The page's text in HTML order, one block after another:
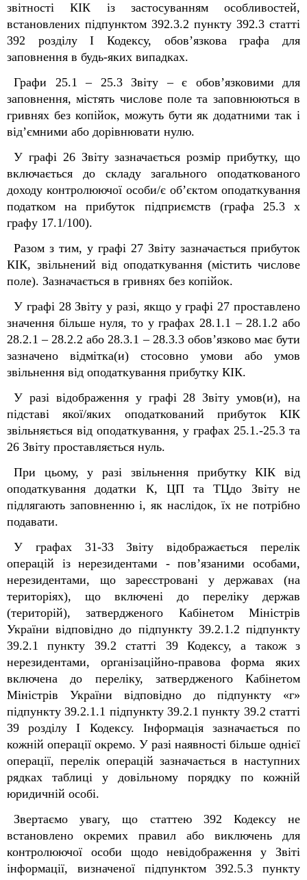
звітності КІК із застосуванням особливостей,
встановлених підпунктом 392.3.2 пункту 392.3 статті
392 розділу І Кодексу, обов’язкова графа для
заповнення в будь-яких випадках.
Графи 25.1 – 25.3 Звіту – є обов’язковими для
заповнення, містять числове поле та заповнюються в
гривнях без копійок, можуть бути як додатними так і
від’ємними або дорівнювати нулю.
У графі 26 Звіту зазначається розмір прибутку, що
включається до складу загального оподаткованого
доходу контролюючої особи/є об’єктом оподаткування
податком на прибуток підприємств (графа 25.3 х
графу 17.1/100).
Разом з тим, у графі 27 Звіту зазначається прибуток
КІК, звільнений від оподаткування (містить числове
поле). Зазначається в гривнях без копійок.
У графі 28 Звіту у разі, якщо у графі 27 проставлено
значення більше нуля, то у графах 28.1.1 – 28.1.2 або
28.2.1 – 28.2.2 або 28.3.1 – 28.3.3 обов’язково має бути
зазначено відмітка(и) стосовно умови або умов
звільнення від оподаткування прибутку КІК.
У разі відображення у графі 28 Звіту умов(и), на
підставі якої/яких оподаткований прибуток КІК
звільняється від оподаткування, у графах 25.1.-25.3 та
26 Звіту проставляється нуль.
При цьому, у разі звільнення прибутку КІК від
оподаткування додатки К, ЦП та ТЦдо Звіту не
підлягають заповненню і, як наслідок, їх не потрібно
подавати.
У графах 31-33 Звіту відображається перелік
операцій із нерезидентами - пов’язаними особами,
нерезидентами, що зареєстровані у державах (на
територіях), що включені до переліку держав
(територій), затвердженого Кабінетом Міністрів
України відповідно до підпункту 39.2.1.2 підпункту
39.2.1 пункту 39.2 статті 39 Кодексу, а також з
нерезидентами, організаційно-правова форма яких
включена до переліку, затвердженого Кабінетом
Міністрів України відповідно до підпункту «г»
підпункту 39.2.1.1 підпункту 39.2.1 пункту 39.2 статті
39 розділу I Кодексу. Інформація зазначається по
кожній операції окремо. У разі наявності більше однієї
операції, перелік операцій зазначається в наступних
рядках таблиці у довільному порядку по кожній
юридичній особі.
Звертаємо увагу, що статтею 392 Кодексу не
встановлено окремих правил або виключень для
контролюючої особи щодо невідображення у Звіті
інформації, визначеної підпунктом 392.5.3 пункту